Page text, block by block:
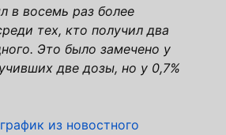
в восемь раз более
тех, кто получил два
Это было замечено у
две дозы, но у 0,7%
из новостного